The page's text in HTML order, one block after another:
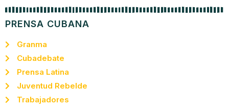
PRENSA CUBANA
Granma
Cubadebate
Prensa Latina
Juventud Rebelde
Trabajadores